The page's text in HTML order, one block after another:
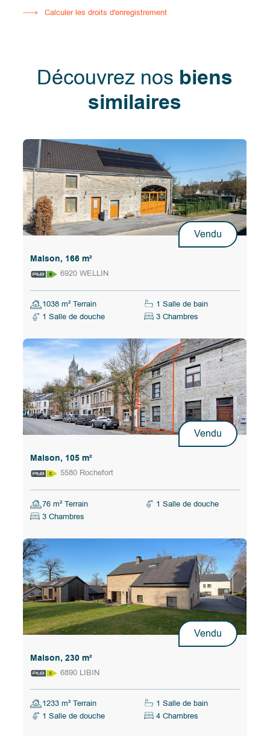
Calculer les droits d'enregistrement
Découvrez nos biens
similaires
Vendu
Maison, 166 m²
6920 WELLIN
1038 m² Terrain
1 Salle de bain
1 Salle de douche
3 Chambres
Vendu
Maison, 105 m²
5580 Rochefort
76 m² Terrain
1 Salle de douche
3 Chambres
Vendu
Maison, 230 m²
6890 LIBIN
1233 m² Terrain
1 Salle de bain
1 Salle de douche
4 Chambres